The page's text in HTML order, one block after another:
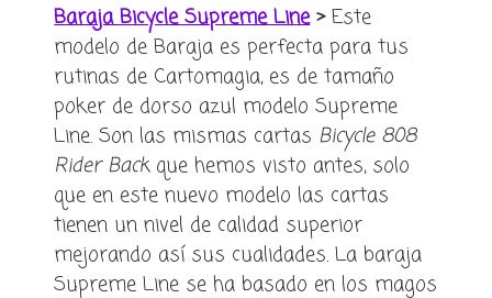
Baraja Bicycle Supreme Line>Este
modelo de Baraja es perfecta para tus
rutinas de Cartomagia, es de tamaño
poker de dorso azul modelo Supreme
Line. Son las mismas cartas Bicycle 808
Rider Back que hemos visto antes, solo
que en este nuevo modelo las cartas
tienen un nivel de calidad superior
mejorando así sus cualidades. La baraja
Supreme Line se ha basado en los magos